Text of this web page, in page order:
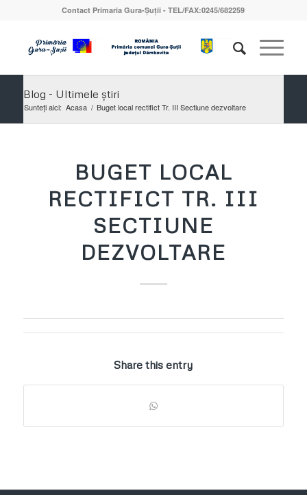
Contact Primaria Gura-Șuții - TEL/FAX:0245/682259
Blog - Ultimele știri
Sunteți aici: Acasa / Buget local rectifict Tr. III Sectiune dezvoltare
BUGET LOCAL
RECTIFICT TR. III
SECTIUNE
DEZVOLTARE
Share this entry